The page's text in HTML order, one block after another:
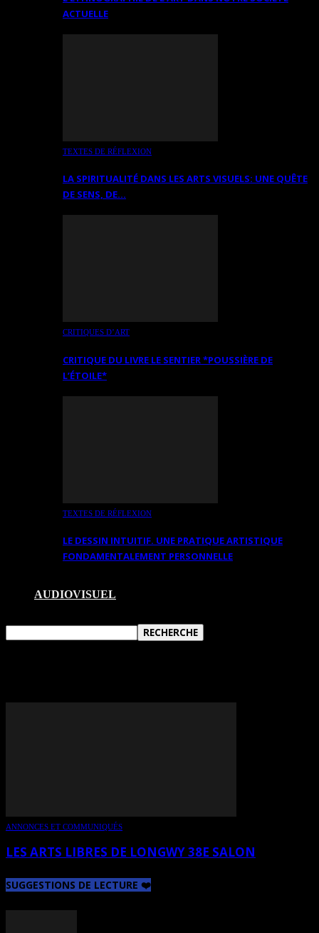
ACTUELLE
TEXTES DE RÉFLEXION
LA SPIRITUALITÉ DANS LES ARTS VISUELS: UNE QUÊTE
DE SENS, DE…
CRITIQUES D’ART
CRITIQUE DU LIVRE LE SENTIER *POUSSIÈRE DE
L’ÉTOILE*
TEXTES DE RÉFLEXION
LE DESSIN INTUITIF. UNE PRATIQUE ARTISTIQUE
FONDAMENTALEMENT PERSONNELLE
AUDIOVISUEL
ANNONCES ET COMMUNIQUÉS
LES ARTS LIBRES DE LONGWY 38E SALON
SUGGESTIONS DE LECTURE ❤️